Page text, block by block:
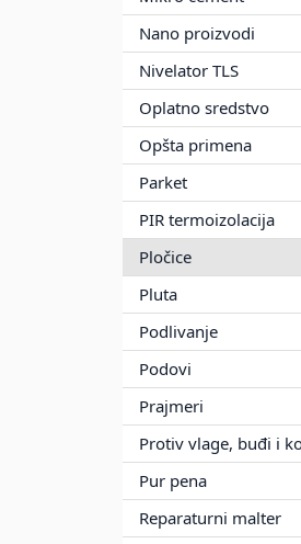
Nano proizvodi
Nivelator TLS
Oplatno sredstvo
Opšta primena
Parket
PIR termoizolacija
Pločice
Pluta
Podlivanje
Podovi
Prajmeri
Protiv vlage, buđi i
Pur pena
Reparaturni malter